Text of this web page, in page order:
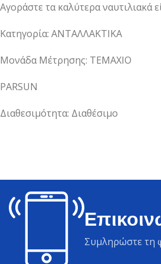
Αγοράστε τα καλύτερα ναυτιλιακά
Κατηγορία: ΑΝΤΑΛΛΑΚΤΙΚΑ
Μονάδα Μέτρησης: ΤΕΜΑΧΙΟ
PARSUN
Διαθεσιμότητα: Διαθέσιμο
Συμληρώστε τη